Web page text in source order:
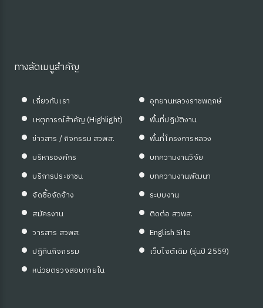
ทางลัดเมนูสำคัญ
เกี่ยวกับเรา
เหตุการณ์สำคัญ (Highlight)
ข่าวสาร / กิจกรรม สวพส.
บริหารองค์กร
บริการประชาชน
จัดซื้อจัดจ้าง
สมัครงาน
วารสาร สวพส.
ปฏิทินกิจกรรม
หน่วยตรวจสอบภายใน
อุทยานหลวงราชพฤกษ์
พื้นที่ปฏิบัติงาน
พื้นที่โครงการหลวง
บทความงานวิจัย
บทความงานพัฒนา
ระบบงาน
ติดต่อ สวพส.
English Site
เว็บไซต์เดิม (รุ่นปี 2559)